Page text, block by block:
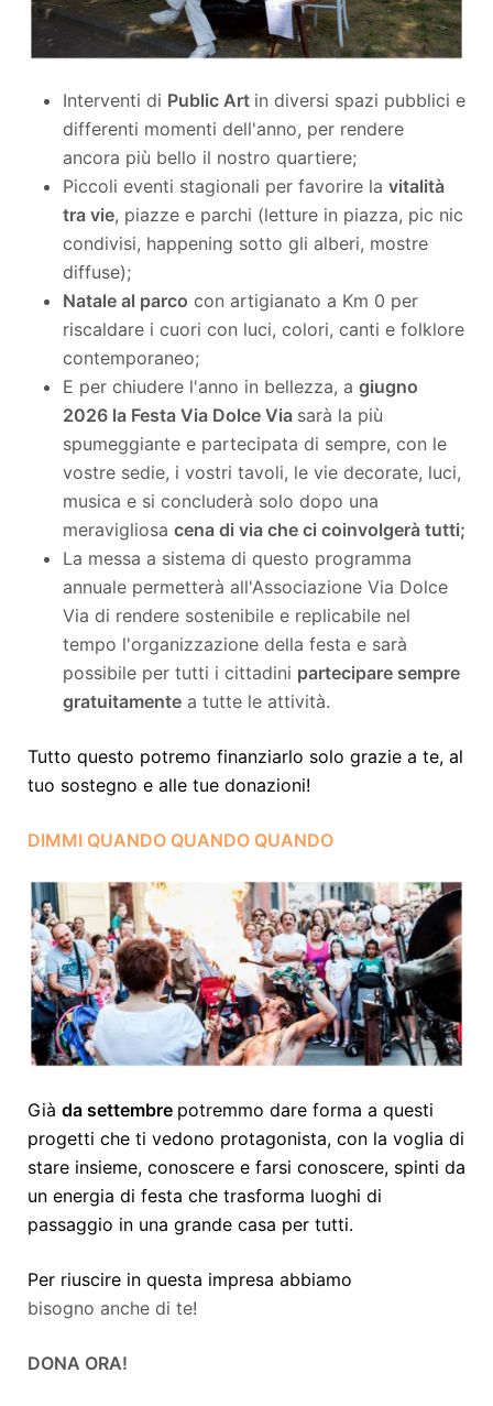
Interventi di Public Art in diversi spazi pubblici e
differenti momenti dell'anno, per rendere
ancora più bello il nostro quartiere;
Piccoli eventi stagionali per favorire la vitalità
tra vie, piazze e parchi (letture in piazza, pic nic
condivisi, happening sotto gli alberi, mostre
diffuse);
Natale al parco con artigianato a Km 0 per
riscaldare i cuori con luci, colori, canti e folklore
contemporaneo;
E per chiudere l'anno in bellezza, a giugno
2026 la Festa Via Dolce Via sarà la più
spumeggiante e partecipata di sempre, con le
vostre sedie, i vostri tavoli, le vie decorate, luci,
musica e si concluderà solo dopo una
meravigliosa cena di via che ci coinvolgerà tutti;
La messa a sistema di questo programma
annuale permetterà all'Associazione Via Dolce
Via di rendere sostenibile e replicabile nel
tempo l'organizzazione della festa e sarà
possibile per tutti i cittadini partecipare sempre
gratuitamente a tutte le attività.
Tutto questo potremo finanziarlo solo grazie a te, al
tuo sostegno e alle tue donazioni!
DIMMI QUANDO QUANDO QUANDO
Già da settembre potremmo dare forma a questi
progetti che ti vedono protagonista, con la voglia di
stare insieme, conoscere e farsi conoscere, spinti da
un energia di festa che trasforma luoghi di
passaggio in una grande casa per tutti.
Per riuscire in questa impresa abbiamo
bisogno anche di te!
DONA ORA!